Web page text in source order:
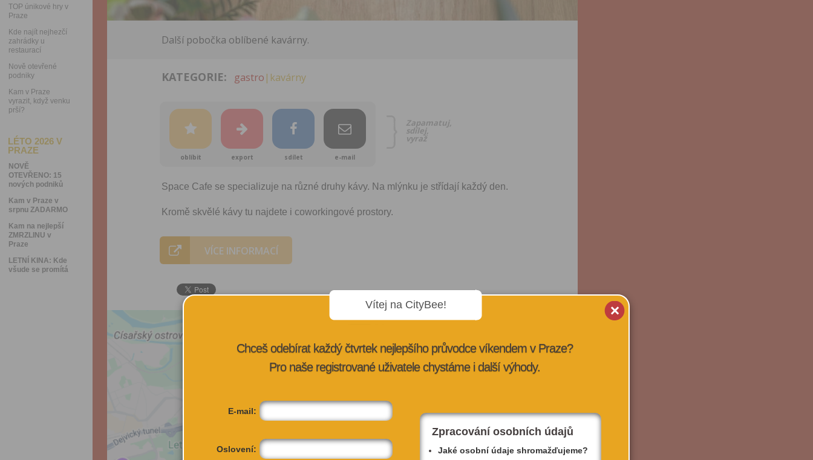
TOP únikové hry v
Praze
Kde najít nejhezčí
zahrádky u
restaurací
Nově otevřené
podniky
Kam v Praze
vyrazit, když venku
prší?
LÉTO 2026 V
PRAZE
NOVĚ
OTEVŘENO: 15
nových podniků
Kam v Praze v
srpnu ZADARMO
Kam na nejlepší
ZMRZLINU v
Praze
LETNÍ KINA: Kde
všude se promítá
Další pobočka oblíbené kavárny.
KATEGORIE: gastro |kavárny
oblíbit export sdílet e-mail
Zapamatuj,
sdílej,
vyraž
Space Cafe se specializuje na různé druhy kávy. Na mlýnku je střídají každý den.
Kromě skvělé kávy tu najdete i coworkingové prostory.
VÍCE INFORMACÍ
Vítej na CityBee!
Chceš odebírat každý čtvrtek nejlepšího průvodce víkendem v Praze?
Pro naše registrované uživatele chystáme i další výhody.
E-mail:
Oslovení:
Zpracování osobních údajů
Jaké osobní údaje shromažďujeme?